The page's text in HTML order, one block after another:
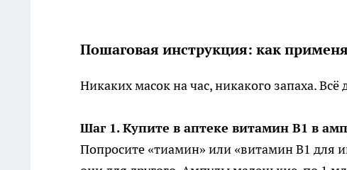
Пошаговая инструкция: как
Никаких масок на час, никакого запаха.
Шаг 1. Купите в аптеке витамин В1 в
Попросите «тиамин» или «витамин В1 для